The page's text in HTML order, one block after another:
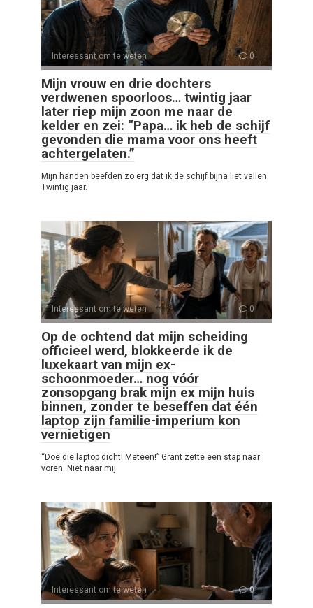
Interessant om te weten 0
Mijn vrouw en drie dochters
verdwenen spoorloos… twintig jaar
later riep mijn zoon me naar de
kelder en zei: “Papa… ik heb de schijf
gevonden die mama voor ons heeft
achtergelaten.”
Mijn handen beefden zo erg dat ik de schijf bijna liet vallen.
Twintig jaar.
Interessant om te weten 0
Op de ochtend dat mijn scheiding
officieel werd, blokkeerde ik de
luxekaart van mijn ex-
schoonmoeder… nog vóór
zonsopgang brak mijn ex mijn huis
binnen, zonder te beseffen dat één
laptop zijn familie-imperium kon
vernietigen
“Doe die laptop dicht! Meteen!” Grant zette een stap naar
voren. Niet naar mij.
Interessant om te weten 0